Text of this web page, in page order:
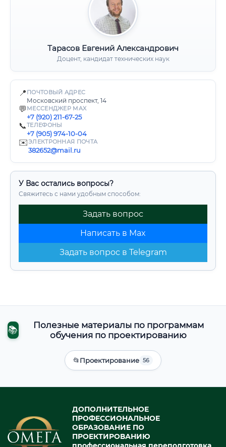
Тарасов Евгений Александрович
Доцент, кандидат технических наук
📍 ПОЧТОВЫЙ АДРЕС
Московский проспект, 14
💬 МЕССЕНДЖЕР MAX
+7 (920) 211-67-25
📞ТЕЛЕФОНЫ
+7 (905) 974-10-04
✉️ЭЛЕКТРОННАЯ ПОЧТА
382652@mail.ru
У Вас остались вопросы?
Свяжитесь с нами удобным способом:
Задать вопрос
Написать в Max
Задать вопрос в Telegram
📚
Полезные материалы по программам
обучения по проектированию
📂Проектирование 56
ДОПОЛНИТЕЛЬНОЕ
ПРОФЕССИОНАЛЬНОЕ
ОБРАЗОВАНИЕ ПО
ПРОЕКТИРОВАНИЮ